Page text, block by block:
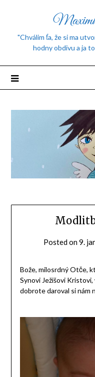
"Chválim ťa, že si ma
hodny obdivu a ja
Posted on9.
Bože, milosrdný Otče,
Synovi Ježišovi
dobrote daroval si nám